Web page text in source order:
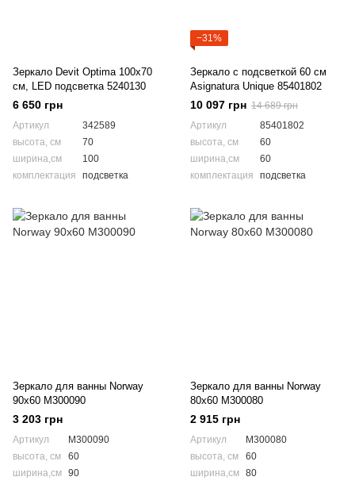
Зеркало Devit Optima 100x70
см, LED подсветка 5240130
6 650 грн
Артикул
342589
высота, см
70
ширина,см
100
комплектация
подсветка
−31%
Зеркало с подсветкой 60 см
Asignatura Unique 85401802
10 097 грн 14 689 грн
Артикул
85401802
высота, см
60
ширина,см
60
комплектация
подсветка
Зеркало для ванны Norway
90x60 M300090
3 203 грн
Артикул
M300090
высота, см
60
ширина,см 90
Зеркало для ванны Norway
80x60 M300080
2 915 грн
Артикул
M300080
высота, см
60
ширина,см 80